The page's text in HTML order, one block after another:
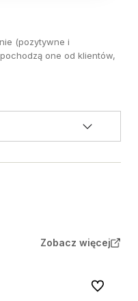
(pozytywne i
one od klientów,
Zobacz więcej
Do